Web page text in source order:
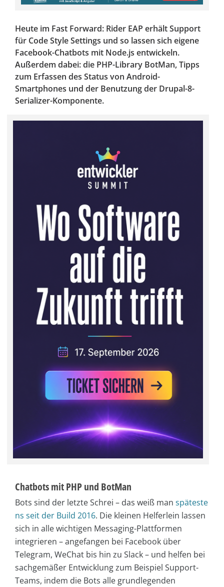
Heute im Fast Forward: Rider EAP erhält Support
für Code Style Settings und so lassen sich eigene
Facebook-Chatbots mit Node.js entwickeln.
Außerdem dabei: die PHP-Library BotMan, Tipps
zum Erfassen des Status von Android-
Smartphones und der Benutzung der Drupal-8-
Serializer-Komponente.
Chatbots mit PHP und BotMan
Bots sind der letzte Schrei – das weiß man späteste
ns seit der Build 2016. Die kleinen Helferlein lassen
sich in alle wichtigen Messaging-Plattformen
integrieren – angefangen bei Facebook über
Telegram, WeChat bis hin zu Slack – und helfen bei
sachgemäßer Entwicklung zum Beispiel Support-
Teams, indem die Bots alle grundlegenden